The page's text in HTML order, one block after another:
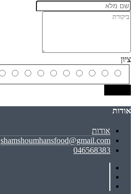
ציון
אודות
אודות
shamshoumhansfood@gmail.com
046568383